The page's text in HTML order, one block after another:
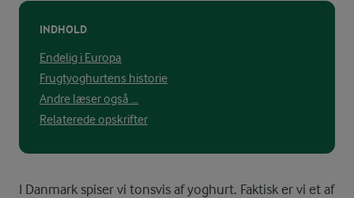
INDHOLD
Endelig i Europa
Frugtyoghurtens historie
Andre læser også ...
Relaterede opskrifter
I Danmark spiser vi tonsvis af yoghurt. Faktisk er vi et af